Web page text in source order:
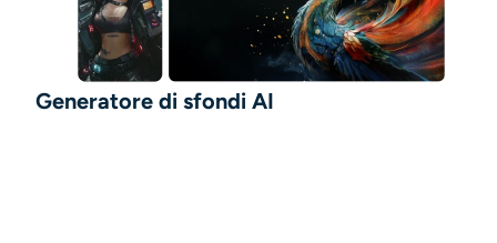
Generatore di sfondi AI